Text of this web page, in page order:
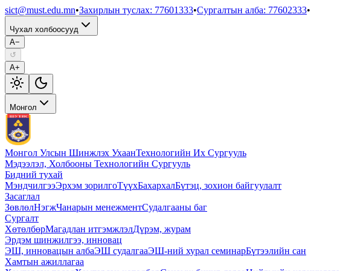
sict@must.edu.mn•Захирлын туслах: 77601333•Сургалтын алба: 77602333•
Чухал холбоосууд
A−
↺
A+
Монгол
Монгол Улсын Шинжлэх УхаанТехнологийн Их Сургууль
Мэдээлэл, Холбооны Технологийн Сургууль
Бидний тухай
МэндчилгээЭрхэм зорилгоТүүхБахархалБүтэц, зохион байгуулалт
Засаглал
ЗөвлөлНэгжЧанарын менежментСудалгааны баг
Сургалт
ХөтөлбөрМагадлан итгэмжлэлДүрэм, журам
Эрдэм шинжилгээ, инновац
ЭШ, инновацын албаЭШ судалгааЭШ-ний хурал семинарБүтээлийн сан
Хамтын ажиллагаа